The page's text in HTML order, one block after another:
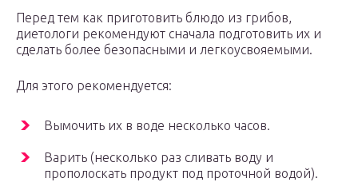
Перед тем как приготовить блюдо из грибов,
диетологи рекомендуют сначала подготовить их и
сделать более безопасными и легкоусвояемыми.
Для этого рекомендуется:
Вымочить их в воде несколько часов.
Варить (несколько раз сливать воду и
прополоскать продукт под проточной водой).